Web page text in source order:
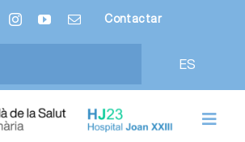
Contactar
ES